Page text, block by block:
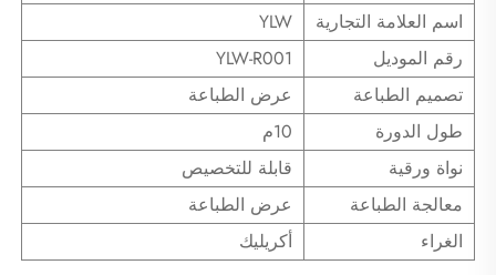
اسم العلامة التجارية
YLW
رقم الموديل
YLW-R001
تصميم الطباعة
عرض الطباعة
طول الدورة
10م
نواة ورقية
قابلة للتخصيص
معالجة الطباعة
عرض الطباعة
الغراء
أكريليك